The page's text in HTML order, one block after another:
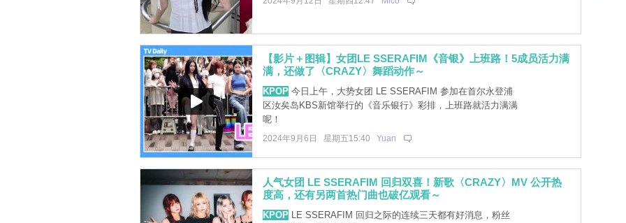
【影片＋图辑】女团LE SSERAFIM《音银》上班路！5成员活力满
满，还做了〈CRAZY〉舞蹈动作～
KPOP今日上午，大势女团 LE SSERAFIM 参加在首尔永登浦
区汝矣岛KBS新馆举行的《音乐银行》彩排，上班路就活力满满
呢！
2024年9月6日 星期五15:40 Yuan
人气女团 LE SSERAFIM 回归双喜！新歌〈CRAZY〉MV 公开热
度高，还有另两首热门曲也破亿观看～
KPOPLE SSERAFIM 回归之际的连续三天都有好消息，粉丝